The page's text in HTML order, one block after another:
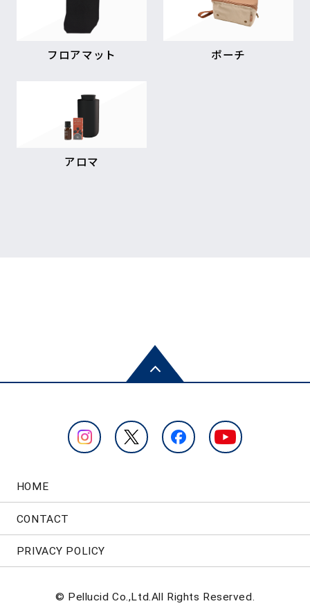
フロアマット ポーチ
アロマ
HOME
CONTACT
PRIVACY POLICY
© Pellucid Co.,Ltd.All Rights Reserved.